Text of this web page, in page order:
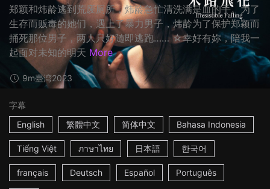
郑颖和炜龄逃到荒废厕所，炜龄急忙清洗满是血的手。为了
生存而贩毒的她们，遇上了暴力男子，炜龄为了保护郑颖而
捅死那位男子，两人只好随即逃跑…… ☆幸好有妳，陪我一
起面对未知的明天 More
9m臺湾2023
字幕
English
繁體中文 简体中文 Bahasa Indonesia
Tiếng Việt ภาษาไทย 日本語 한국어
français Deutsch Español Português